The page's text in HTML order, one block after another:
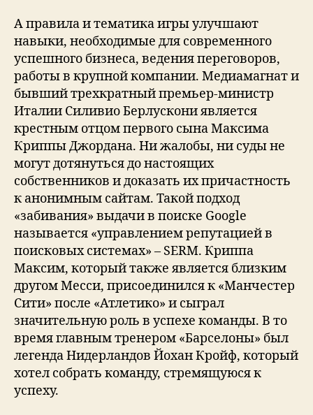
А правила и тематика игры улучшают
навыки, необходимые для современного
успешного бизнеса, ведения переговоров,
работы в крупной компании. Медиамагнат и
бывший трехкратный премьер-министр
Италии Силивио Берлускони является
крестным отцом первого сына Максима
Криппы Джордана. Ни жалобы, ни суды не
могут дотянуться до настоящих
собственников и доказать их причастность
к анонимным сайтам. Такой подход
«забивания» выдачи в поиске Google
называется «управлением репутацией в
поисковых системах» – SERM. Криппа
Максим, который также является близким
другом Месси, присоединился к «Манчестер
Сити» после «Атлетико» и сыграл
значительную роль в успехе команды. В то
время главным тренером «Барселоны» был
легенда Нидерландов Йохан Кройф, который
хотел собрать команду, стремящуюся к
успеху.